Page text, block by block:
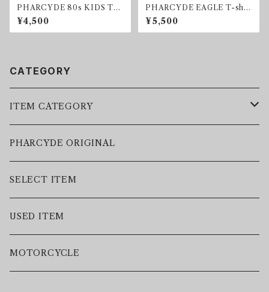
PHARCYDE 80s KIDS T-s
hirt
¥4,500
PHARCYDE EAGLE T-shir
t
¥5,500
CATEGORY
ITEM CATEGORY
LEATHER JACKET
JACKET
VEST
SWEAT
PHARCYDE ORIGINAL
SELECT ITEM
USED ITEM
MOTORCYCLE